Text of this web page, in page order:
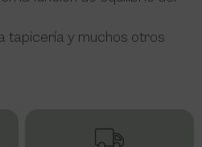
tapicería y muchos otros